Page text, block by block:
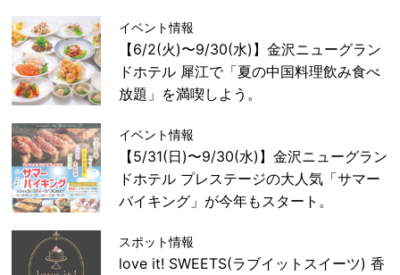
イベント情報
【6/2(火)〜9/30(水)】金沢ニューグラン
ドホテル 犀江で「夏の中国料理飲み食べ
放題」を満喫しよう。
イベント情報
【5/31(日)〜9/30(水)】金沢ニューグラン
ドホテル プレステージの大人気「サマー
バイキング」が今年もスタート。
スポット情報
love it! SWEETS(ラブイットスイーツ) 香